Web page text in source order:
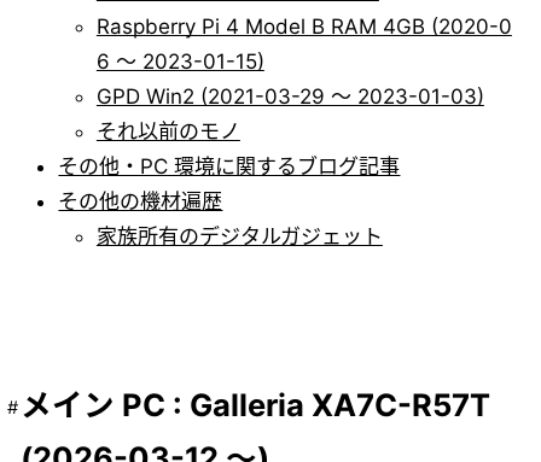
Raspberry Pi 4 Model B RAM 4GB (2020-0
6 ～ 2023-01-15)
GPD Win2 (2021-03-29 ～ 2023-01-03)
それ以前のモノ
その他・PC 環境に関するブログ記事
その他の機材遍歴
家族所有のデジタルガジェット
メイン PC : Galleria XA7C-R57T